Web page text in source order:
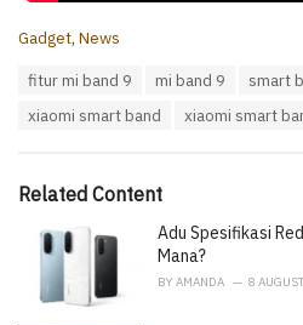
C
i
Gadget, News
fitur mi band 9 mi band 9 smart
xiaomi smart band
xiaomi smart
Related Content
Adu Spesifikasi
Mana?
BY AMANDA 8